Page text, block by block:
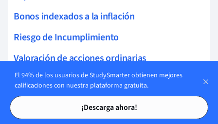
Tarjetas de estudio
Tarjetas de estudio
Bonos indexados a la inflación
Riesgo de Incumplimiento
Valoración de acciones ordinarias
Costo del Capital Social
Retorno sobre el Patrimonio
Acciones de crecimiento
El 94% de los usuarios de StudySmarter obtienen mejores
calificaciones con nuestra plataforma gratuita.
¡Descarga ahora!